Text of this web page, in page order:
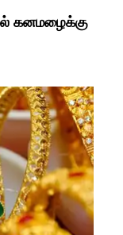
கனமழைக்கு